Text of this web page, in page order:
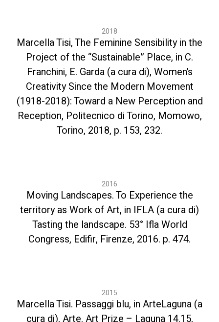
2018
Marcella Tisi, The Feminine Sensibility in the
Project of the “Sustainable” Place, in C.
Franchini, E. Garda (a cura di), Women’s
Creativity Since the Modern Movement
(1918-2018): Toward a New Perception and
Reception, Politecnico di Torino, Momowo,
Torino, 2018, p. 153, 232.
2016
Moving Landscapes. To Experience the
territory as Work of Art, in IFLA (a cura di)
Tasting the landscape. 53° Ifla World
Congress, Edifir, Firenze, 2016. p. 474.
2015
Marcella Tisi. Passaggi blu, in ArteLaguna (a
cura di), Arte. Art Prize – Laguna 14.15,